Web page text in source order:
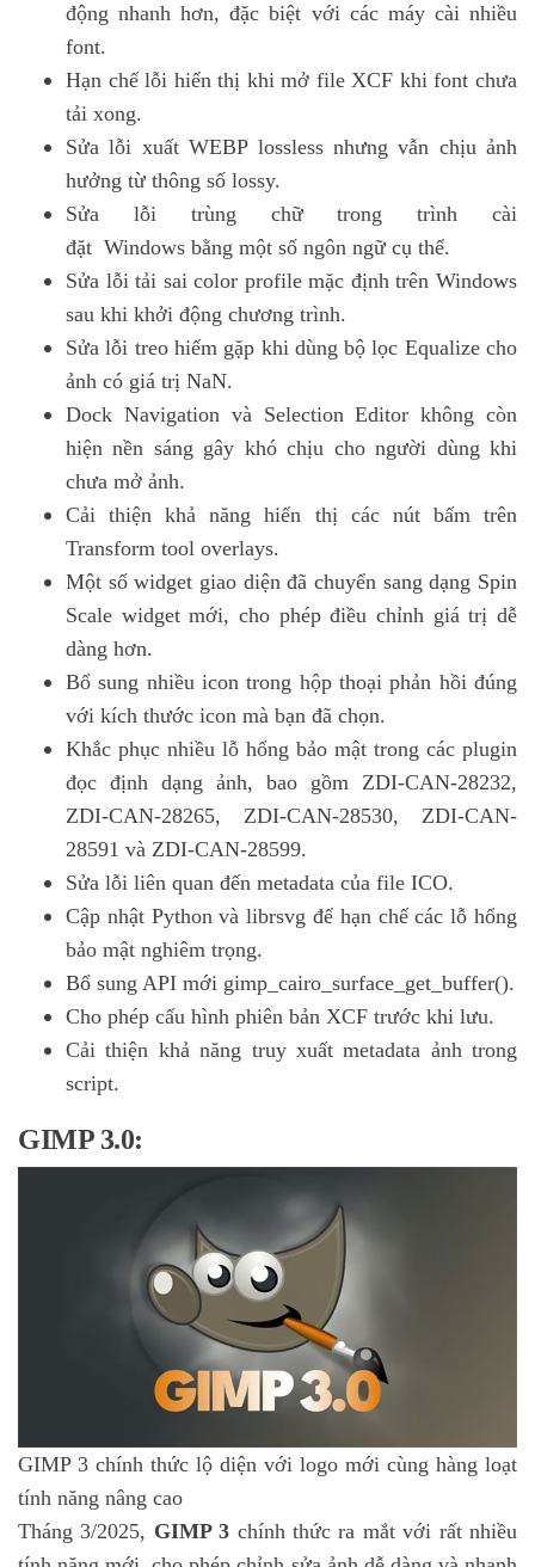
động nhanh hơn, đặc biệt với các máy cài nhiều
font.
Hạn chế lỗi hiển thị khi mở file XCF khi font chưa
tải xong.
Sửa lỗi xuất WEBP lossless nhưng vẫn chịu ảnh
hưởng từ thông số lossy.
Sửa lỗi trùng chữ trong trình cài
đặt Windows bằng một số ngôn ngữ cụ thể.
Sửa lỗi tải sai color profile mặc định trên Windows
sau khi khởi động chương trình.
Sửa lỗi treo hiếm gặp khi dùng bộ lọc Equalize cho
ảnh có giá trị NaN.
Dock Navigation và Selection Editor không còn
hiện nền sáng gây khó chịu cho người dùng khi
chưa mở ảnh.
Cải thiện khả năng hiển thị các nút bấm trên
Transform tool overlays.
Một số widget giao diện đã chuyển sang dạng Spin
Scale widget mới, cho phép điều chỉnh giá trị dễ
dàng hơn.
Bổ sung nhiều icon trong hộp thoại phản hồi đúng
với kích thước icon mà bạn đã chọn.
Khắc phục nhiều lỗ hổng bảo mật trong các plugin
đọc định dạng ảnh, bao gồm ZDI-CAN-28232,
ZDI-CAN-28265, ZDI-CAN-28530, ZDI-CAN-
28591 và ZDI-CAN-28599.
Sửa lỗi liên quan đến metadata của file ICO.
Cập nhật Python và librsvg để hạn chế các lỗ hổng
bảo mật nghiêm trọng.
Bổ sung API mới gimp_cairo_surface_get_buffer().
Cho phép cấu hình phiên bản XCF trước khi lưu.
Cải thiện khả năng truy xuất metadata ảnh trong
script.
GIMP 3.0:
GIMP 3 chính thức lộ diện với logo mới cùng hàng loạt
tính năng nâng cao
Tháng 3/2025, GIMP 3 chính thức ra mắt với rất nhiều